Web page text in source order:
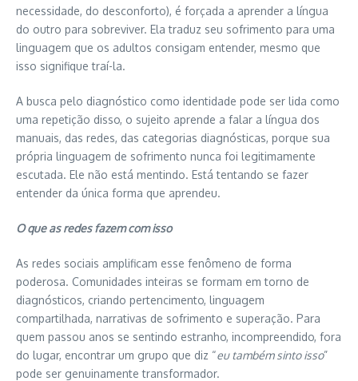
necessidade, do desconforto), é forçada a aprender a língua
do outro para sobreviver. Ela traduz seu sofrimento para uma
linguagem que os adultos consigam entender, mesmo que
isso signifique traí-la.
A busca pelo diagnóstico como identidade pode ser lida como
uma repetição disso, o sujeito aprende a falar a língua dos
manuais, das redes, das categorias diagnósticas, porque sua
própria linguagem de sofrimento nunca foi legitimamente
escutada. Ele não está mentindo. Está tentando se fazer
entender da única forma que aprendeu.
O que as redes fazem com isso
As redes sociais amplificam esse fenômeno de forma
poderosa. Comunidades inteiras se formam em torno de
diagnósticos, criando pertencimento, linguagem
compartilhada, narrativas de sofrimento e superação. Para
quem passou anos se sentindo estranho, incompreendido, fora
do lugar, encontrar um grupo que diz “eu também sinto isso”
pode ser genuinamente transformador.